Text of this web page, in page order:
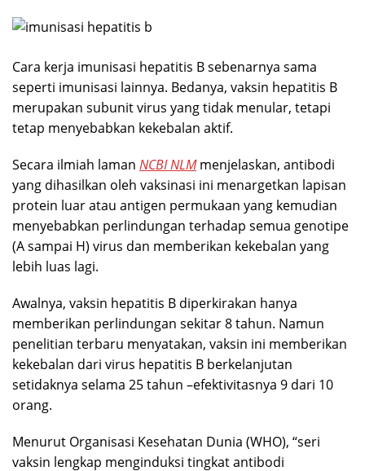
Cara kerja imunisasi hepatitis B sebenarnya sama
seperti imunisasi lainnya. Bedanya, vaksin hepatitis B
merupakan subunit virus yang tidak menular, tetapi
tetap menyebabkan kekebalan aktif.
Secara ilmiah laman NCBI NLMmenjelaskan, antibodi
yang dihasilkan oleh vaksinasi ini menargetkan lapisan
protein luar atau antigen permukaan yang kemudian
menyebabkan perlindungan terhadap semua genotipe
(A sampai H) virus dan memberikan kekebalan yang
lebih luas lagi.
Awalnya, vaksin hepatitis B diperkirakan hanya
memberikan perlindungan sekitar 8 tahun. Namun
penelitian terbaru menyatakan, vaksin ini memberikan
kekebalan dari virus hepatitis B berkelanjutan
setidaknya selama 25 tahun –efektivitasnya 9 dari 10
orang.
Menurut Organisasi Kesehatan Dunia (WHO), “seri
vaksin lengkap menginduksi tingkat antibodi